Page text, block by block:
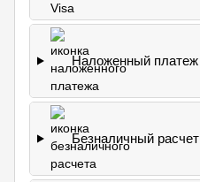
Наложенный платеж
Безналичный расчет